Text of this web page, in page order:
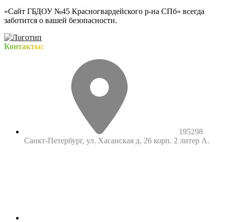
«Сайт ГБДОУ №45 Красногвардейского р-на СПб» всегда
заботится о вашей безопасности.
Контакты:
195298
Санкт-Петербург, ул. Хасанская д. 26 корп. 2 литер А.